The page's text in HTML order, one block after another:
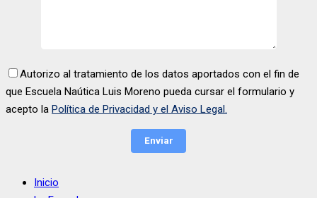
Autorizo al tratamiento de los datos aportados con el fin de
que Escuela Naútica Luis Moreno pueda cursar el formulario y
acepto la Política de Privacidad y el Aviso Legal.
Inicio